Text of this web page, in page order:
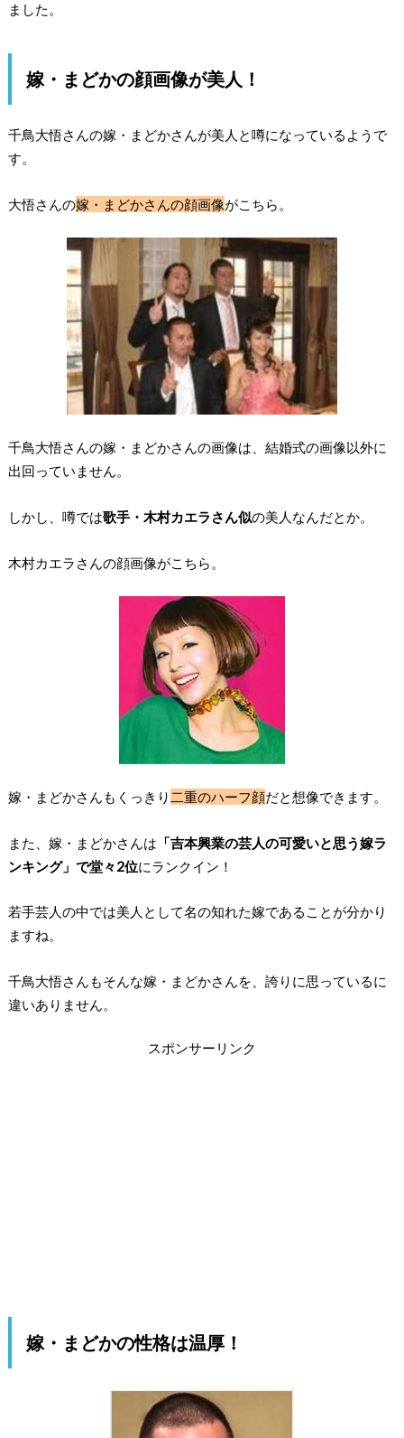
ました。
嫁・まどかの顔画像が美人！
千鳥大悟さんの嫁・まどかさんが美人と噂になっているようで
す。
大悟さんの嫁・まどかさんの顔画像がこちら。
千鳥大悟さんの嫁・まどかさんの画像は、結婚式の画像以外に
出回っていません。
しかし、噂では歌手・木村カエラさん似の美人なんだとか。
木村カエラさんの顔画像がこちら。
嫁・まどかさんもくっきり 二重のハーフ顔だと想像できます。
また、嫁・まどかさんは 「吉本興業の芸人の可愛いと思う嫁ラ
ンキング」で堂々2位にランクイン！
若手芸人の中では美人として名の知れた嫁であることが分かり
ますね。
千鳥大悟さんもそんな嫁・まどかさんを、誇りに思っているに
違いありません。
スポンサーリンク
嫁・まどかの性格は温厚！